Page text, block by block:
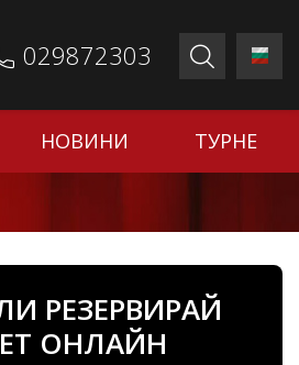
029872303
НОВИНИ ТУРНЕ
РЕЗЕРВИРАЙ
ОНЛАЙН